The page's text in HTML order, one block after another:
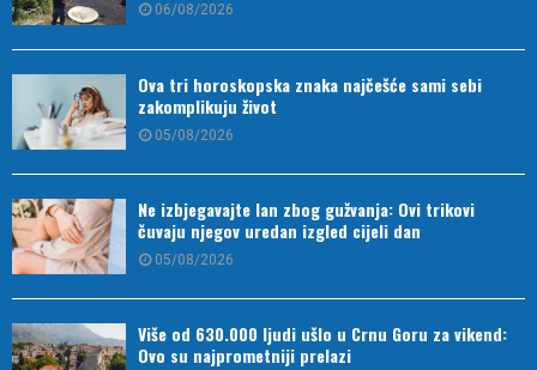
06/08/2026
Ova tri horoskopska znaka najčešće sami sebi
zakomplikuju život
05/08/2026
Ne izbjegavajte lan zbog gužvanja: Ovi trikovi
čuvaju njegov uredan izgled cijeli dan
05/08/2026
Više od 630.000 ljudi ušlo u Crnu Goru za vikend:
Ovo su najprometniji prelazi